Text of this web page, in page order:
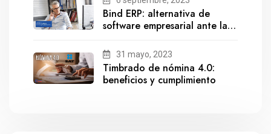
Bind ERP: alternativa de
software empresarial ante la
31 mayo, 2023
Timbrado de nómina 4.0:
beneficios y cumplimiento